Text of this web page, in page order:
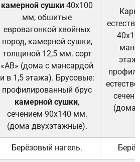
камерной сушки 40х100
мм, обшитые
евровагонкой хвойных
пород, камерной сушки,
толщиной 12,5 мм. сорт
«АВ» (дома с мансардой
и в 1,5 этажа). Брусовые:
профилированный брус
камерной сушки,
сечением 90х140 мм.
(дома двухэтажные).
(дома
Берёзовый нагель.